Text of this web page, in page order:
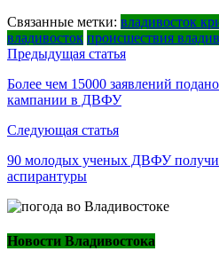
Связанные метки: владивосток
владивосток происшествия
Навигация
по
записям
Предыдущая статья
Более чем 15000 заявлений
кампании в ДВФУ
Следующая статья
90 молодых ученых ДВФУ
аспирантуры
Новости Владивостока